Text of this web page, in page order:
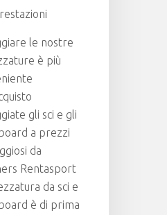
le nostre
è più
gli sci e gli
a prezzi
da
Rentasport
da sci e
è di prima